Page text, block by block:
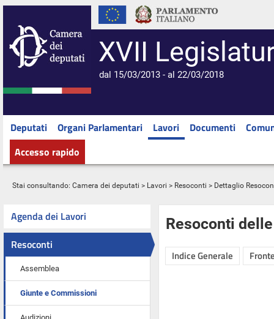
XVII
dal 15/03/2013 - al 22/03/2018
Deputati Organi Parlamentari Lavori Documenti
Accesso rapido
Stai consultando: Camera dei deputati > Lavori > Resoconti > Dettaglio
Agenda dei Lavori
Resoconti
Assemblea
Giunte e Commissioni
Resoconti
Indice Generale